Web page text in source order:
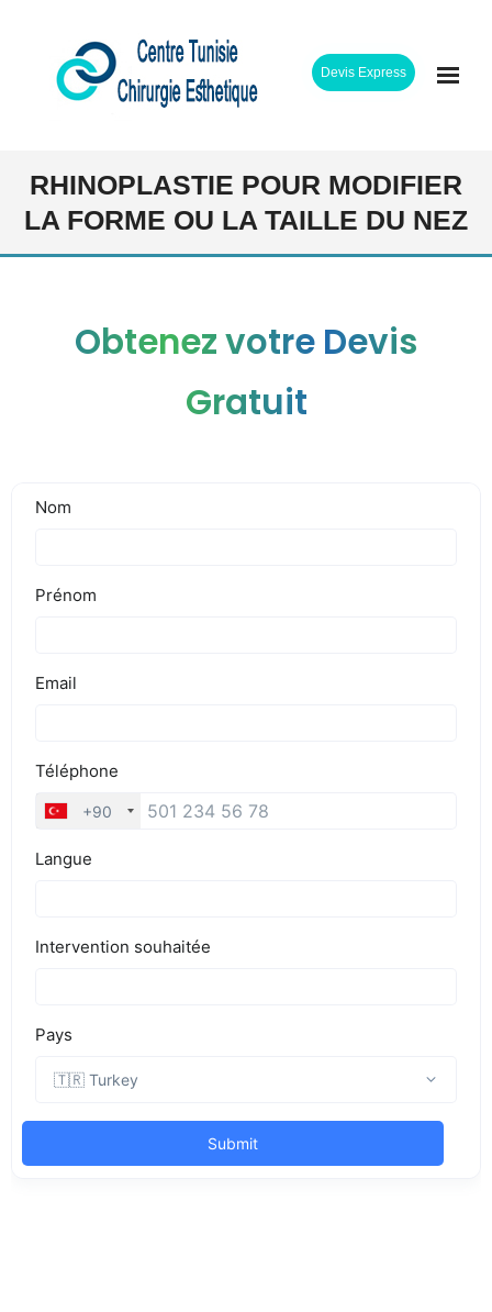
Devis Express
ACCUEIL
CLINIQUE
CHIRURGIENS
ETAPES SEJOUR
BLOG
RHINOPLASTIE POUR MODIFIER
LA FORME OU LA TAILLE DU NEZ
Obtenez votre Devis
Gratuit